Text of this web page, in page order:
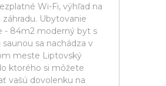
Wi-Fi, výhľad na
záhradu. Ubytovanie
- 84m2 moderný byt s
saunou sa nachádza v
meste Liptovský
ktorého si môžete
vašú dovolenku na